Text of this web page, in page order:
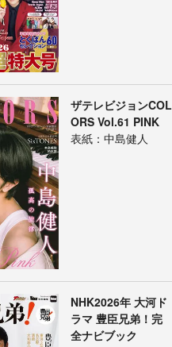
ザテレビジョンCOL
ORS Vol.61 PINK
表紙：中島健人
NHK2026年 大河ド
ラマ 豊臣兄弟！完
全ナビブック